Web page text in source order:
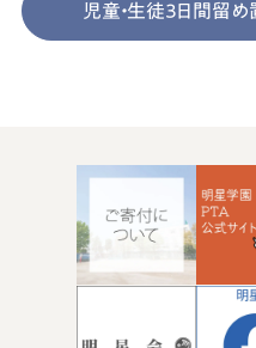
児童・生徒３日間留